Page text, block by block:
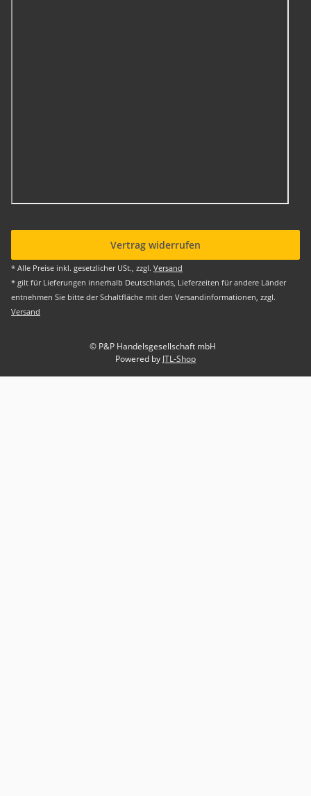
Vertrag widerrufen
* Alle Preise inkl. gesetzlicher USt., zzgl. Versand
* gilt für Lieferungen innerhalb Deutschlands, Lieferzeiten für andere Länder
entnehmen Sie bitte der Schaltfläche mit den Versandinformationen, zzgl.
Versand
© P&P Handelsgesellschaft mbH
Powered by JTL-Shop